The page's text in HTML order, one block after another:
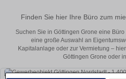
Finden Sie hier Ihre Büro zum
Suchen Sie in Göttingen Grone eine
eine große Auswahl an
Kapitalanlage oder zur Vermietung –
Göttingen Grone oder